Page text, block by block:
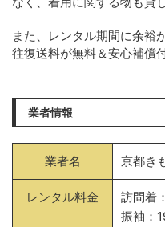
また、レンタル期間に余裕
往復送料が無料＆安心補償
業者情報
業者名 京都き
レンタル料金
訪問着
振袖：